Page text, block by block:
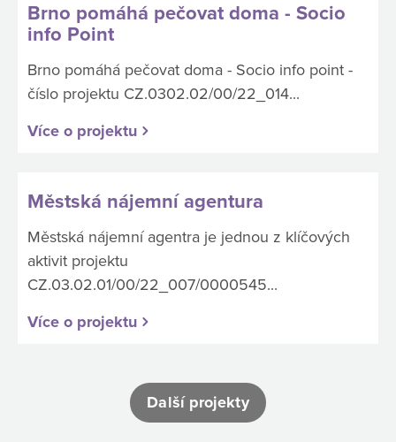
Brno pomáhá pečovat doma - Socio
info Point
Brno pomáhá pečovat doma - Socio info point -
číslo projektu CZ.0302.02/00/22_014...
Více o projektu
Městská nájemní agentura
Městská nájemní agentra je jednou z klíčových
aktivit projektu
CZ.03.02.01/00/22_007/0000545...
Více o projektu
Další projekty